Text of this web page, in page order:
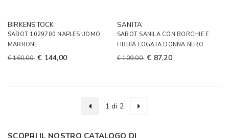
BIRKENSTOCK
SABOT 1029700 NAPLES UOMO
MARRONE
€ 160,00 € 144,00
SANITA
SABOT SANILA CON BORCHIE E
FIBBIA LOGATA DONNA NERO
€ 109,00 € 87,20
1 di 2
SCOPRI IL NOSTRO CATALOGO DI